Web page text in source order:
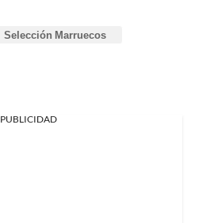
Selección Marruecos
PUBLICIDAD